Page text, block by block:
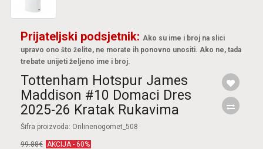
Prijateljski podsjetnik: Ako su ime i broj na slici
upravo ono što želite, ne morate ih ponovno unositi. Ako ne, tada
trebate unijeti željeno ime i broj.
Tottenham Hotspur James
Maddison #10 Domaci Dres
2025-26 Kratak Rukavima
Šifra proizvoda: Onlinenogomet_508
99.88€ AKCIJA - 60%